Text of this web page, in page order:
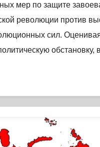
мер по защите
революции против
сил.
обстановку,